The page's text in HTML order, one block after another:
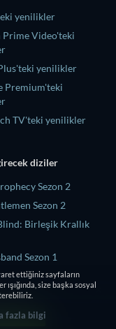
yenilikler
Prime Video'teki
yenilikler
Premium'teki
TV'teki yenilikler
diziler
Sezon 2
Sezon 2
Birleşik Krallık
Sezon 1
Sezon 2
ettiğiniz sayfaların
size başka sosyal
fazla bilgi